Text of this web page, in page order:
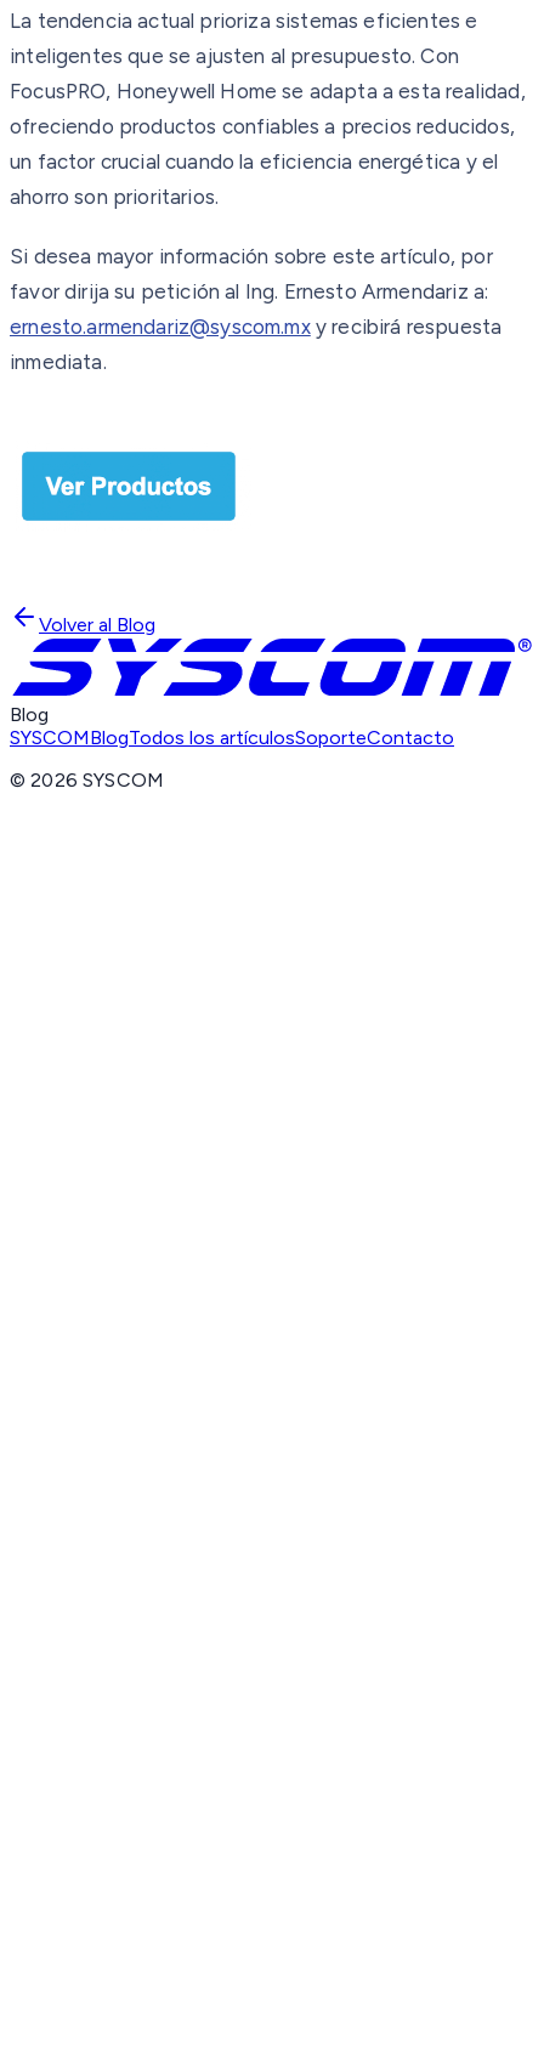
La tendencia actual prioriza sistemas eficientes e
inteligentes que se ajusten al presupuesto. Con
FocusPRO, Honeywell Home se adapta a esta realidad,
ofreciendo productos confiables a precios reducidos,
un factor crucial cuando la eficiencia energética y el
ahorro son prioritarios.
Si desea mayor información sobre este artículo, por
favor dirija su petición al Ing. Ernesto Armendariz a:
ernesto.armendariz@syscom.mxy recibirá respuesta
inmediata.
Volver al Blog
Blog
SYSCOMBlogTodos los artículosSoporteContacto
©2026 SYSCOM